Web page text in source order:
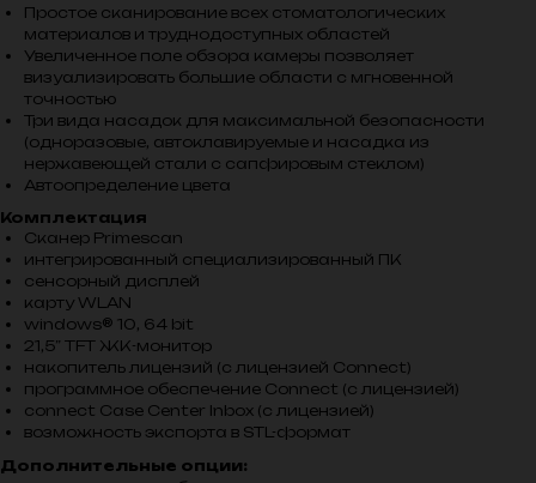
Простое сканирование всех стоматологических
материалов и труднодоступных областей
Увеличенное поле обзора камеры позволяет
визуализировать большие области с мгновенной
точностью
Три вида насадок для максимальной безопасности
(одноразовые, автоклавируемые и насадка из
нержавеющей стали с сапфировым стеклом)
Автоопределение цвета
Комплектация
Сканер Primescan
интегрированный специализированный ПК
сенсорный дисплей
карту WLAN
windows® 10, 64 bit
21,5” TFT ЖК-монитор
накопитель лицензий (с лицензией Connect)
программное обеспечение Connect (c лицензией)
сonnect Case Center Inbox (c лицензией)
возможность экспорта в STL-формат
Дополнительные опции: